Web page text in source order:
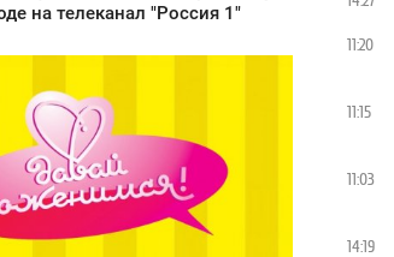
на телеканал "Россия 1"
11:20
11:15
11:03
14:19